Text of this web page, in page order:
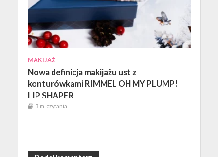
MAKIJAŻ
Nowa definicja makijażu ust z
konturówkami RIMMEL OH MY PLUMP!
LIP SHAPER
3 m. czytania